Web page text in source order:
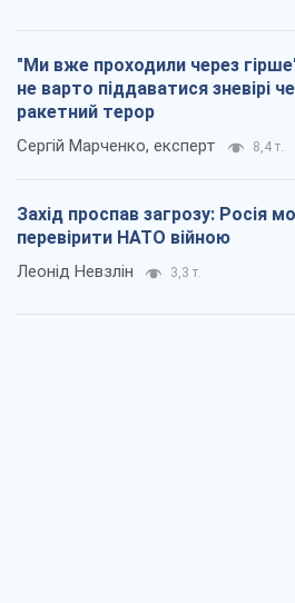
"Ми вже проходили через
не варто піддаватися зневірі
ракетний терор
Сергій Марченко, експерт 8,4 т.
Захід проспав загрозу: Росія
перевірити НАТО війною
Леонід Невзлін 3,3 т.